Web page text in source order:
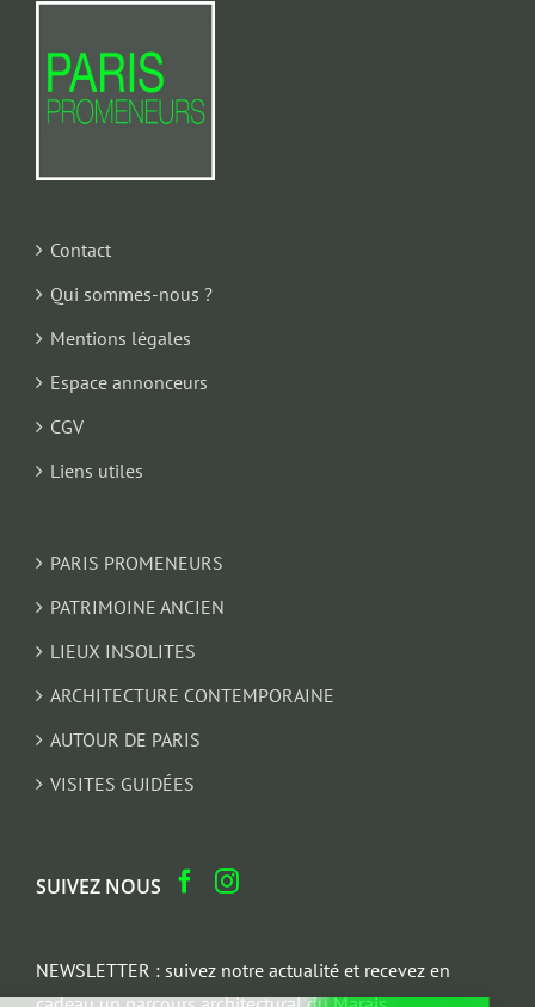
Contact
Qui sommes-nous ?
Mentions légales
Espace annonceurs
CGV
Liens utiles
PARIS PROMENEURS
PATRIMOINE ANCIEN
LIEUX INSOLITES
ARCHITECTURE CONTEMPORAINE
AUTOUR DE PARIS
VISITES GUIDÉES
SUIVEZ NOUS
NEWSLETTER : suivez notre actualité et recevez en